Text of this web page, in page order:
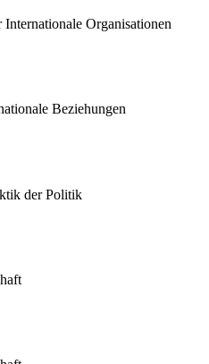
Internationale Organisationen
Beziehungen
der Politik